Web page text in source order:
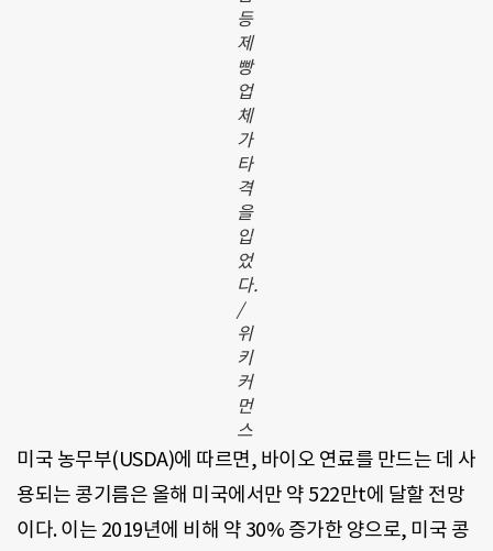
등
제
빵
업
체
가
타
격
을
입
었
다.
/
위
키
커
먼
스
미국 농무부(USDA)에 따르면, 바이오 연료를 만드는 데 사
용되는 콩기름은 올해 미국에서만 약 522만t에 달할 전망
이다. 이는 2019년에 비해 약 30% 증가한 양으로, 미국 콩